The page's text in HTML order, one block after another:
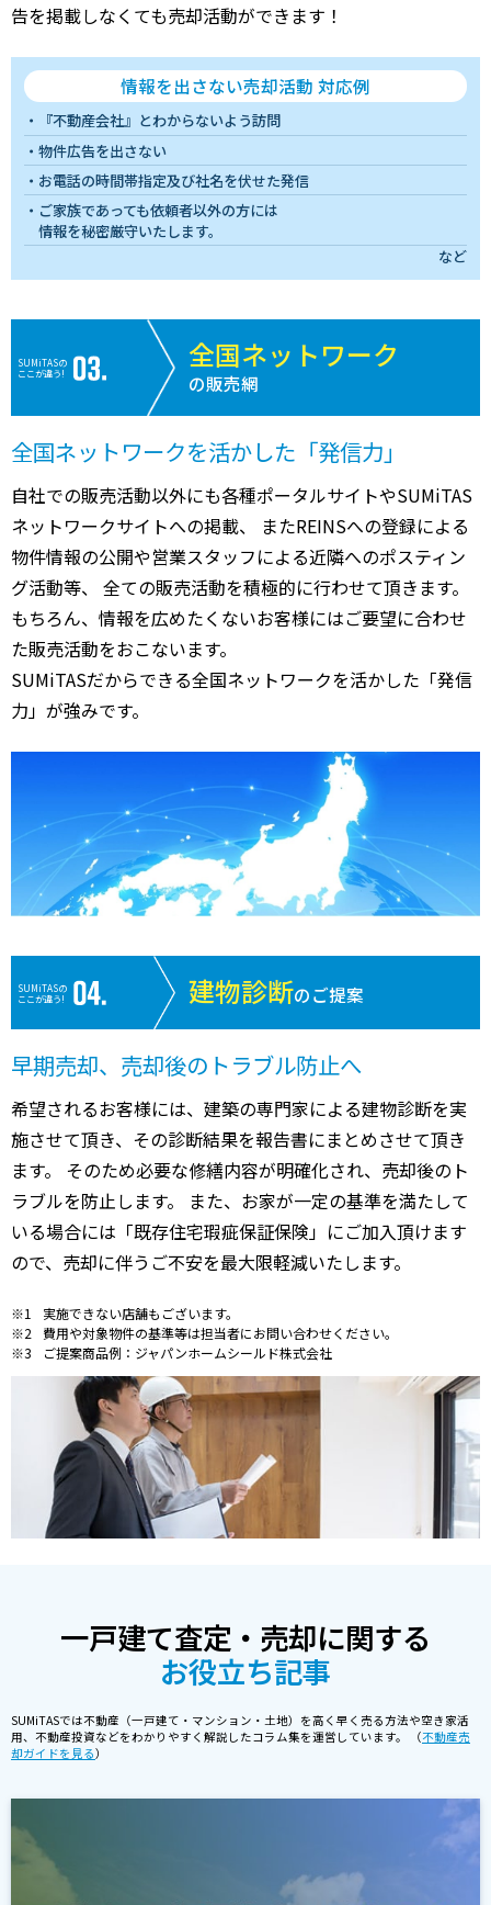
告を掲載しなくても売却活動ができます！
情報を出さない売却活動 対応例
『不動産会社』とわからないよう訪問
物件広告を出さない
お電話の時間帯指定及び社名を伏せた発信
ご家族であっても依頼者以外の方には
情報を秘密厳守いたします。
など
SUMiTASの
ここが違う!
全国ネットワーク
の販売網
全国ネットワークを活かした「発信力」
自社での販売活動以外にも各種ポータルサイトやSUMiTAS
ネットワークサイトへの掲載、 またREINSへの登録による
物件情報の公開や営業スタッフによる近隣へのポスティン
グ活動等、 全ての販売活動を積極的に行わせて頂きます。
もちろん、情報を広めたくないお客様にはご要望に合わせ
た販売活動をおこないます。
SUMiTASだからできる全国ネットワークを活かした「発信
力」が強みです。
SUMiTASの
ここが違う!
建物診断のご提案
早期売却、売却後のトラブル防止へ
希望されるお客様には、建築の専門家による建物診断を実
施させて頂き、その診断結果を報告書にまとめさせて頂き
ます。 そのため必要な修繕内容が明確化され、売却後のト
ラブルを防止します。 また、お家が一定の基準を満たして
いる場合には「既存住宅瑕疵保証保険」にご加入頂けます
ので、売却に伴うご不安を最大限軽減いたします。
実施できない店舗もございます。
費用や対象物件の基準等は担当者にお問い合わせください。
ご提案商品例：ジャパンホームシールド株式会社
一戸建て査定・売却に関する
お役立ち記事
SUMiTASでは不動産（一戸建て・マンション・土地）を高く早く売る方法や空き家活
用、不動産投資などをわかりやすく解説したコラム集を運営しています。 （不動産売
却ガイドを見る）